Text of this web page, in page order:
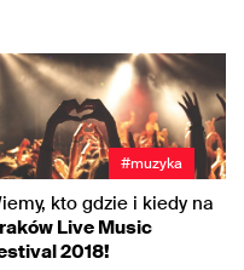
#muzyka
kto gdzie i kiedy na
Live Music
2018!